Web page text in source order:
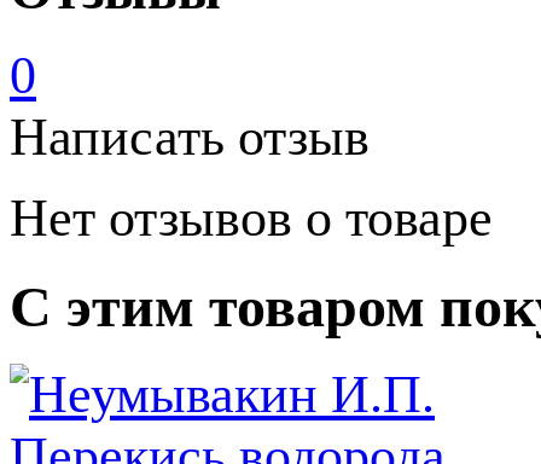
0
Написать отзыв
Нет отзывов о товаре
С этим товаром